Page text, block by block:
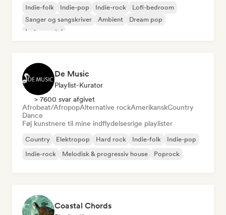
Indie-folk Indie-pop Indie-rock
Lofi-bedroom
Sanger og sangskriver
Ambient
Dream pop
Instrumental
De Music
Playlist-Kurator
> 7600 svar afgivet
Afrobeat/AfropopAlternative rockAmerikanskCountry
Dance
Føj kunstnere til mine indflydelsesrige playlister
Country Elektropop Hard rock Indie-folk
Indie-pop
Indie-rock
Melodisk & progressiv house Poprock
Coastal Chords